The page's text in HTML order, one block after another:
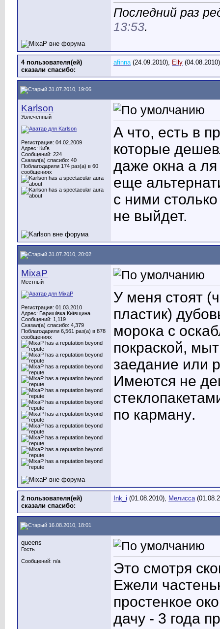
Последний раз
13:53.
4 пользователя(ей)
сказали cпасибо:
afinna(24.09.2010), Elly
31.07.2010, 19:06
Karlson
Увлеченный
Регистрация: 04.02.2009
Адрес: Київ
Сообщений: 224
Сказал(а) спасибо: 40
Поблагодарили 174 раз(а) в 60
сообщениях
А что, есть в
которые
даже окна а
еще
с ними
не выйдет.
31.07.2010, 20:02
MixaP
Местный
Регистрация: 01.03.2010
Адрес: Баришівка Київщина
Сообщений: 1,119
Сказал(а) спасибо: 4,379
Поблагодарили 6,561 раз(а) в 878
сообщениях
У меня стоят
пластик)
морока с
покраской,
заедание или
Имеются не
по карману.
2 пользователя(ей)
сказали cпасибо:
Ink_i (01.08.2010), Мелисса
16.08.2010, 18:01
queens
Гость
Сообщений: n/a
Это смотря
Ежели
простенкое
дачу - 3 года